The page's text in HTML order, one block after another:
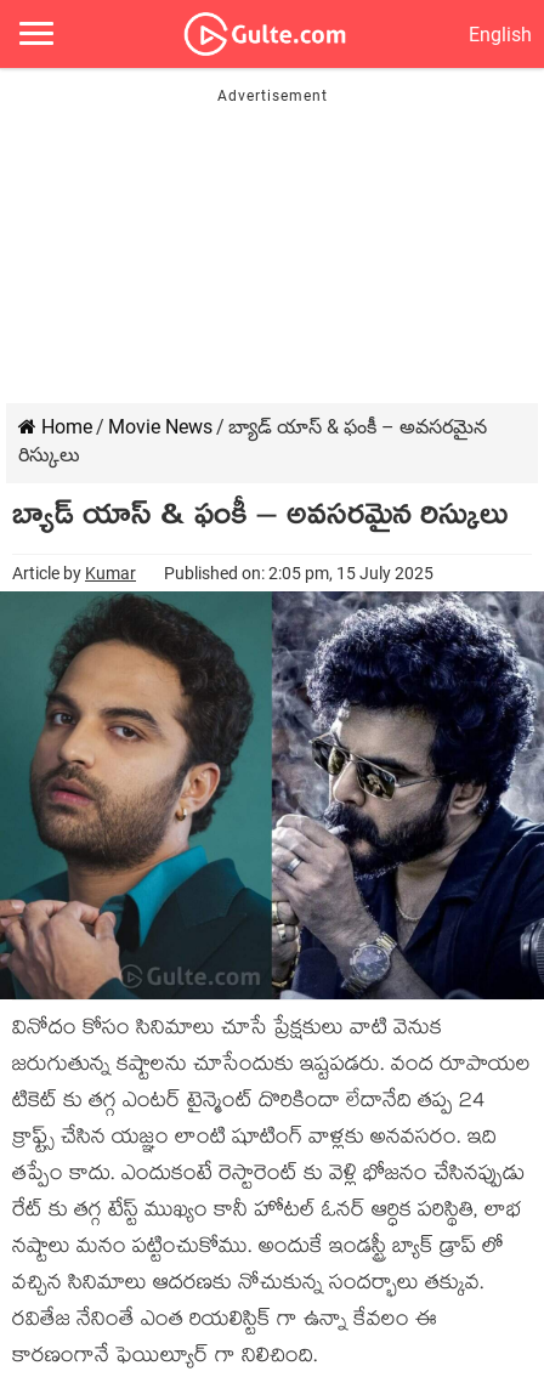
English
Home/ Movie News/ బ్యాడ్ యాస్ & ఫంకీ – అవసరమైన
రిస్కులు
బ్యాడ్ యాస్ & ఫంకీ – అవసరమైన రిస్కులు
Article by Kumar Published on: 2:05 pm, 15 July 2025
వినోదం కోసం సినిమాలు చూసే ప్రేక్షకులు వాటి వెనుక
జరుగుతున్న కష్టాలను చూసేందుకు ఇష్టపడరు. వంద రూపాయల
టికెట్ కు తగ్గ ఎంటర్ టైన్మెంట్ దొరికిందా లేదానేది తప్ప 24
క్రాఫ్ట్స్ చేసిన యజ్ఞం లాంటి షూటింగ్ వాళ్లకు అనవసరం. ఇది
తప్పేం కాదు. ఎందుకంటే రెస్టారెంట్ కు వెళ్లి భోజనం చేసినప్పుడు
రేట్ కు తగ్గ టేస్ట్ ముఖ్యం కానీ హోటల్ ఓనర్ ఆర్ధిక పరిస్థితి, లాభ
నష్టాలు మనం పట్టించుకోము. అందుకే ఇండస్ట్రీ బ్యాక్ డ్రాప్ లో
వచ్చిన సినిమాలు ఆదరణకు నోచుకున్న సందర్భాలు తక్కువ.
రవితేజ నేనింతే ఎంత రియలిస్టిక్ గా ఉన్నా కేవలం ఈ
కారణంగానే ఫెయిల్యూర్ గా నిలిచింది.